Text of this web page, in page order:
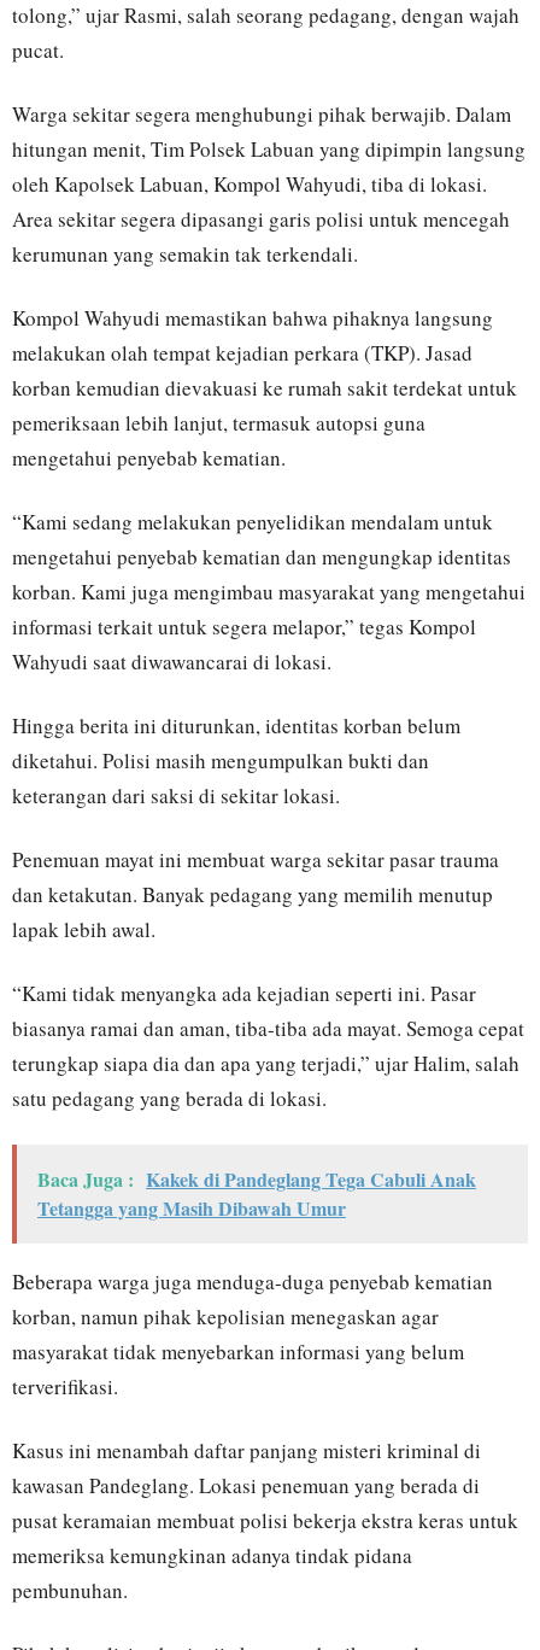
tolong,” ujar Rasmi, salah seorang pedagang, dengan wajah
pucat.
Warga sekitar segera menghubungi pihak berwajib. Dalam
hitungan menit, Tim Polsek Labuan yang dipimpin langsung
oleh Kapolsek Labuan, Kompol Wahyudi, tiba di lokasi.
Area sekitar segera dipasangi garis polisi untuk mencegah
kerumunan yang semakin tak terkendali.
Kompol Wahyudi memastikan bahwa pihaknya langsung
melakukan olah tempat kejadian perkara (TKP). Jasad
korban kemudian dievakuasi ke rumah sakit terdekat untuk
pemeriksaan lebih lanjut, termasuk autopsi guna
mengetahui penyebab kematian.
“Kami sedang melakukan penyelidikan mendalam untuk
mengetahui penyebab kematian dan mengungkap identitas
korban. Kami juga mengimbau masyarakat yang mengetahui
informasi terkait untuk segera melapor,” tegas Kompol
Wahyudi saat diwawancarai di lokasi.
Hingga berita ini diturunkan, identitas korban belum
diketahui. Polisi masih mengumpulkan bukti dan
keterangan dari saksi di sekitar lokasi.
Penemuan mayat ini membuat warga sekitar pasar trauma
dan ketakutan. Banyak pedagang yang memilih menutup
lapak lebih awal.
“Kami tidak menyangka ada kejadian seperti ini. Pasar
biasanya ramai dan aman, tiba-tiba ada mayat. Semoga cepat
terungkap siapa dia dan apa yang terjadi,” ujar Halim, salah
satu pedagang yang berada di lokasi.
Baca Juga : Kakek di Pandeglang Tega Cabuli Anak
Tetangga yang Masih Dibawah Umur
Beberapa warga juga menduga-duga penyebab kematian
korban, namun pihak kepolisian menegaskan agar
masyarakat tidak menyebarkan informasi yang belum
terverifikasi.
Kasus ini menambah daftar panjang misteri kriminal di
kawasan Pandeglang. Lokasi penemuan yang berada di
pusat keramaian membuat polisi bekerja ekstra keras untuk
memeriksa kemungkinan adanya tindak pidana
pembunuhan.